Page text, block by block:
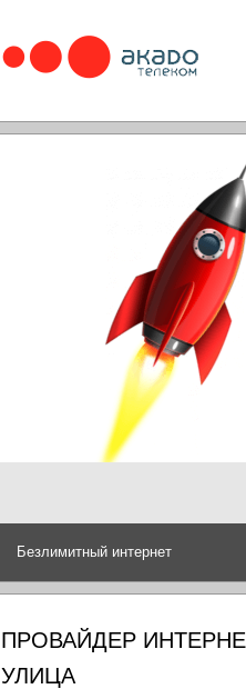
Безлимитный интернет
ПРОВАЙДЕР
УЛИЦА